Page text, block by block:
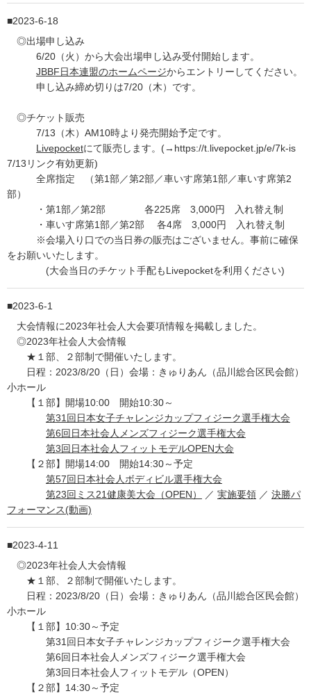
2023-6-18
◎出場申し込み
6/20（火）から大会出場申し込み受付開始します。
JBBF日本連盟のホームページからエントリーしてください。
申し込み締め切りは7/20（木）です。
◎チケット販売
7/13（木）AM10時より発売開始予定です。
Livepocketにて販売します。(→https://t.livepocket.jp/e/7k-is
7/13リンク有効更新)
全席指定 （第1部／第2部／車いす席第1部／車いす席第2
部）
・第1部／第2部 各225席 3,000円 入れ替え制
・車いす席第1部／第2部 各4席 3,000円 入れ替え制
※会場入り口での当日券の販売はございません。事前に確保
をお願いいたします。
(大会当日のチケット手配もLivepocketを利用ください)
2023-6-1
大会情報に2023年社会人大会要項情報を掲載しました。
◎2023年社会人大会情報
★１部、２部制で開催いたします。
日程：2023/8/20（日）会場：きゅりあん（品川総合区民会館）
小ホール
【１部】開場10:00 開始10:30～
第31回日本女子チャレンジカップフィジーク選手権大会
第6回日本社会人メンズフィジーク選手権大会
第3回日本社会人フィットモデルOPEN大会
【２部】開場14:00 開始14:30～予定
第57回日本社会人ボディビル選手権大会
第23回ミス21健康美大会（OPEN）
／ 実施要領 ／ 決勝パ
フォーマンス(動画)
2023-4-11
◎2023年社会人大会情報
★１部、２部制で開催いたします。
日程：2023/8/20（日）会場：きゅりあん（品川総合区民会館）
小ホール
【１部】10:30～予定
第31回日本女子チャレンジカップフィジーク選手権大会
第6回日本社会人メンズフィジーク選手権大会
第3回日本社会人フィットモデル（OPEN）
【２部】14:30～予定